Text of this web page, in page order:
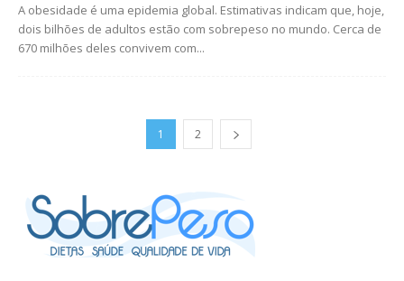
A obesidade é uma epidemia global. Estimativas indicam que, hoje,
dois bilhões de adultos estão com sobrepeso no mundo. Cerca de
670 milhões deles convivem com...
1 2